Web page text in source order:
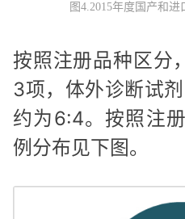
图4.2015年度国产和
按照注册品种区分
3项，体外诊断试
约为6:4。按照注
例分布见下图。